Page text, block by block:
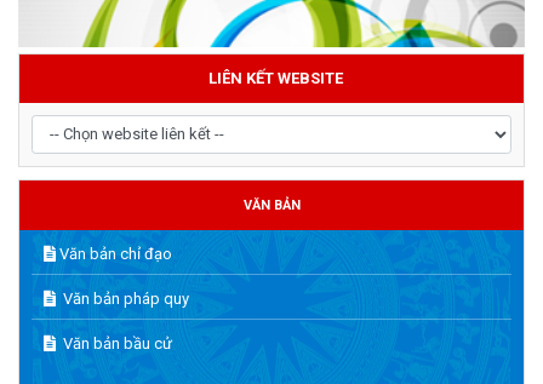
LIÊN KẾT WEBSITE
VĂN BẢN
Văn bản chỉ đạo
Văn bản pháp quy
Văn bản bầu cử